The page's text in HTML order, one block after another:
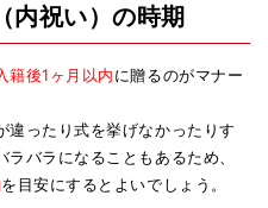
内祝い）の時期
籍後1ヶ月以内に贈るのがマナー
違ったり式を挙げなかったりす
バラになることもあるため、
を目安にするとよいでしょう。